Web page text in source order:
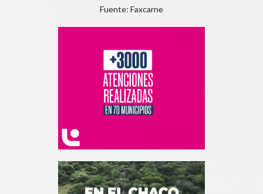
Fuente: Faxcarne